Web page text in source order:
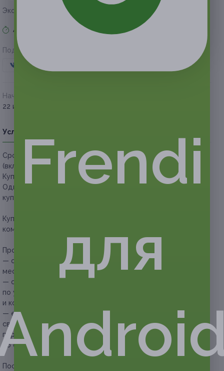
Экономия 750 руб.
Акция завершена
Поделиться с друзьями
Начало действия
22 июля 2019 г.
Условия
Срок действия купонов: с 22.07.2019 до 22.10.2019
(включительно).
Купон действует с 10:00 до 22:00 ежедневно.
Один человек может купить неограниченное количество
купонов для себя или в подарок.
Купон действует на аренду беседки с мангалом для
компании до 10 человек.
Прочие условия:
— обязательно перед покупкой купона уточните наличие
мест на желаемые даты;
— обязательно предварительное бронирование
по указанному телефону (с указанием номера купона
и кода бронирования) +7 (962) 307-00-42;
— если участник акции не предупреждает об отмене
своего бронирования за сутки до визита, сотрудники
парка вправе отказать ему в предоставлении услуг
со скидкой.
Посмотреть
Frendi
для